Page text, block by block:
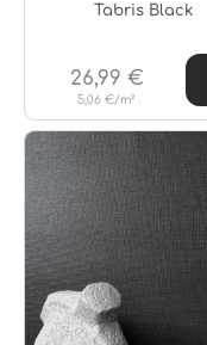
Tabris Black
5,06 €/m²
26,99 €